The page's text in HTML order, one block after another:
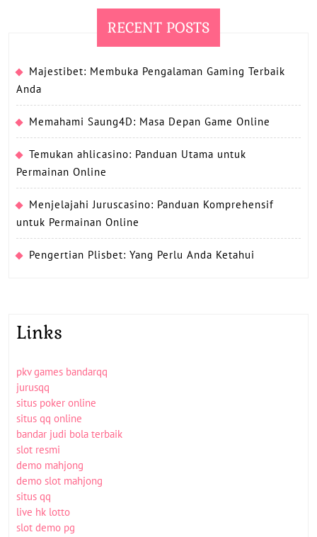
RECENT POSTS
Majestibet: Membuka Pengalaman Gaming Terbaik
Anda
Memahami Saung4D: Masa Depan Game Online
Temukan ahlicasino: Panduan Utama untuk
Permainan Online
Menjelajahi Juruscasino: Panduan Komprehensif
untuk Permainan Online
Pengertian Plisbet: Yang Perlu Anda Ketahui
Links
pkv games bandarqq
jurusqq
situs poker online
situs qq online
bandar judi bola terbaik
slot resmi
demo mahjong
demo slot mahjong
situs qq
live hk lotto
slot demo pg